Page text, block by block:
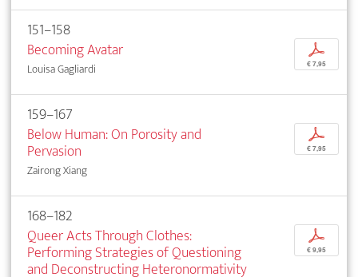
151–158
Becoming Avatar
Louisa Gagliardi
p
€ 7,95
159–167
Below Human: On Porosity and
Pervasion
Zairong Xiang
p
€ 7,95
168–182
Queer Acts Through Clothes:
Performing Strategies of Questioning
and Deconstructing Heteronormativity
p
€ 9,95